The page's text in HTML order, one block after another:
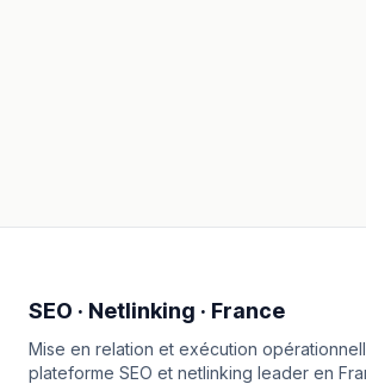
SEO · Netlinking · France
Mise en relation et exécution
plateforme SEO et netlinking leader en